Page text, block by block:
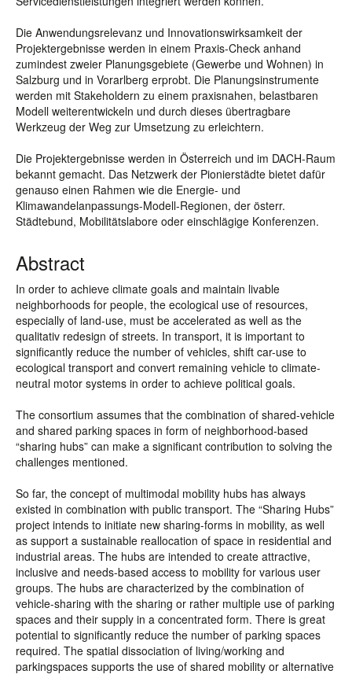
Die Anwendungsrelevanz und Innovationswirksamkeit der
Projektergebnisse werden in einem Praxis-Check anhand
zumindest zweier Planungsgebiete (Gewerbe und Wohnen) in
Salzburg und in Vorarlberg erprobt. Die Planungsinstrumente
werden mit Stakeholdern zu einem praxisnahen, belastbaren
Modell weiterentwickeln und durch dieses übertragbare
Werkzeug der Weg zur Umsetzung zu erleichtern.
Die Projektergebnisse werden in Österreich und im DACH-Raum
bekannt gemacht. Das Netzwerk der Pionierstädte bietet dafür
genauso einen Rahmen wie die Energie- und
Klimawandelanpassungs-Modell-Regionen, der österr.
Städtebund, Mobilitätslabore oder einschlägige Konferenzen.
Abstract
In order to achieve climate goals and maintain livable
neighborhoods for people, the ecological use of resources,
especially of land-use, must be accelerated as well as the
qualitativ redesign of streets. In transport, it is important to
significantly reduce the number of vehicles, shift car-use to
ecological transport and convert remaining vehicle to climate-
neutral motor systems in order to achieve political goals.
The consortium assumes that the combination of shared-vehicle
and shared parking spaces in form of neighborhood-based
“sharing hubs” can make a significant contribution to solving the
challenges mentioned.
So far, the concept of multimodal mobility hubs has always
existed in combination with public transport. The “Sharing Hubs”
project intends to initiate new sharing-forms in mobility, as well
as support a sustainable reallocation of space in residential and
industrial areas. The hubs are intended to create attractive,
inclusive and needs-based access to mobility for various user
groups. The hubs are characterized by the combination of
vehicle-sharing with the sharing or rather multiple use of parking
spaces and their supply in a concentrated form. There is great
potential to significantly reduce the number of parking spaces
required. The spatial dissociation of living/working and
parkingspaces supports the use of shared mobility or alternative